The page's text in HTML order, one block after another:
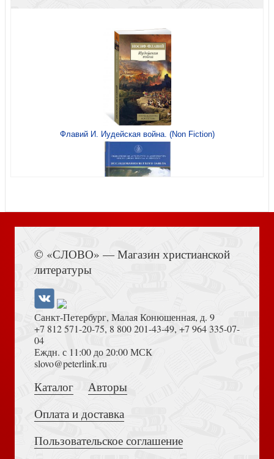
Возрождение души
Молитвенный воин
Сила молящихся бабушки и дедушки
Сила молящегося мужа
Кн. 6 (Открываем Библию)
Исцеление брака: 10 спасительных принципов для
женщин
Выбор за тобой. 11 мудрых решений, которые
принимают смелые парни
Необузданное сердце: Постигая тайны мужской души
Флавий И. Иудейская война. (Non Fiction)
Достоевский Ф.М. Сила и правда России (2024)
© «СЛОВО» — Магазин христианской
литературы
Санкт-Петербург, Малая Конюшенная, д. 9
+7 812 571-20-75, 8 800 201-43-49, +7 964 335-07-
04
Еждн. с 11:00 до 20:00 МСК
slovo@peterlink.ru
Каталог
Авторы
Оплата и доставка
Пользовательское соглашение